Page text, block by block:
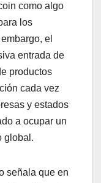
como algo
los
el
entrada de
productos
cada vez
y estados
a ocupar un
global.
señala que en